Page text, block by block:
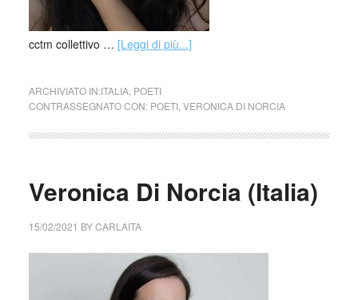
cctm collettivo … [Leggi di più...]
ARCHIVIATO IN:ITALIA, POETI
CONTRASSEGNATO CON: POETI, VERONICA DI NORCIA
Veronica Di Norcia (Italia)
15/02/2021 BYCARLAITA